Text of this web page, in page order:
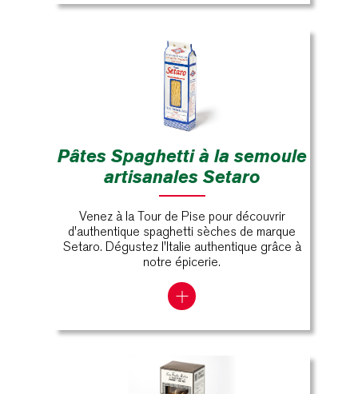
Pâtes Spaghetti à la semoule
artisanales Setaro
Venez à la Tour de Pise pour découvrir
d'authentique spaghetti sèches de marque
Setaro. Dégustez l'Italie authentique grâce à
notre épicerie.